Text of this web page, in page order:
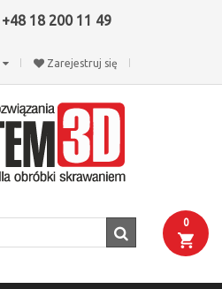
+48 18 200 11 49
Zarejestruj się
0